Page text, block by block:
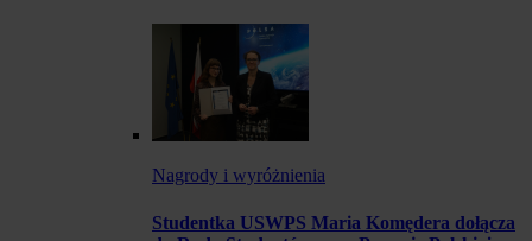
Nagrody i wyróżnienia
Studentka USWPS Maria Komędera dołącza